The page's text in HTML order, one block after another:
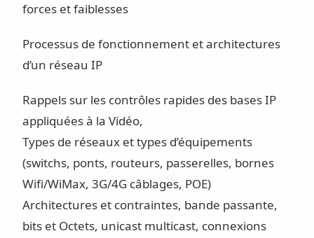
forces et faiblesses
Processus de fonctionnement et architectures
d’un réseau IP
Rappels sur les contrôles rapides des bases IP
appliquées à la Vidéo,
Types de réseaux et types d’équipements
(switchs, ponts, routeurs, passerelles, bornes
Wifi/WiMax, 3G/4G câblages, POE)
Architectures et contraintes, bande passante,
bits et Octets, unicast multicast, connexions